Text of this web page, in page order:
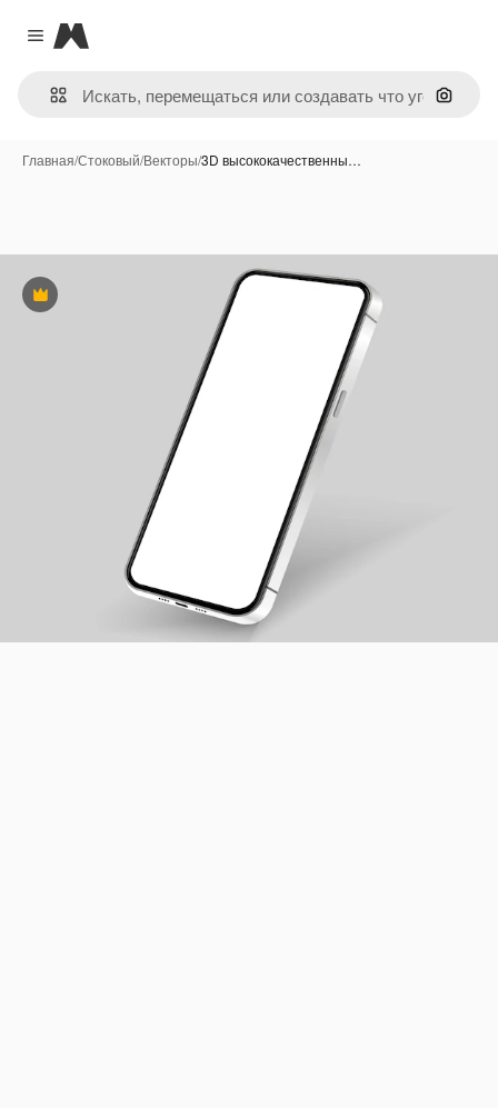
Close menu
Magnific
Поиск
Главная/Стоковый/Векторы/3D высококачественны…
Премиум